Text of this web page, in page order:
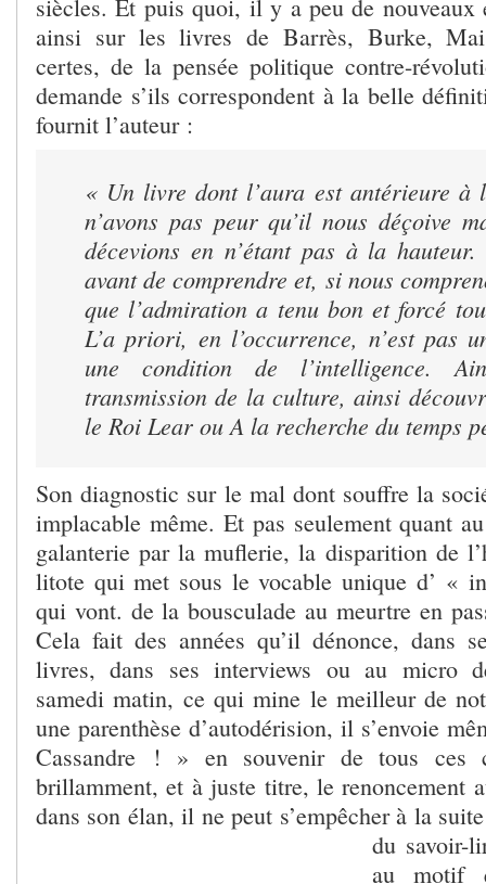
siècles. Et puis quoi, il y a peu de nouveaux
ainsi sur les livres de Barrès, Burke,
certes, de la pensée politique contre-
demande s’ils correspondent à la belle
fournit l’auteur :
« Un livre dont l’aura est antérieure à
n’avons pas peur qu’il nous déçoive
décevions en n’étant pas à la
avant de comprendre et, si nous
que l’admiration a tenu bon et forcé
L’a priori, en l’occurrence, n’est pas
une condition de l’intelligence.
transmission de la culture, ainsi
le Roi Lear ouA la recherche du temps
Son diagnostic sur le mal dont souffre la
implacable même. Et pas seulement quant
galanterie par la muflerie, la disparition de
litote qui met sous le vocable unique d’ «
qui vont. de la bousculade au meurtre en
Cela fait des années qu’il dénonce, dans
livres, dans ses interviews ou au micro
samedi matin, ce qui mine le meilleur de
une parenthèse d’autodérision, il s’envoie
Cassandre ! » en souvenir de tous ces
brillamment, et à juste titre, le renoncement
dans son élan, il ne peut s’empêcher à la
du savoir-
au motif